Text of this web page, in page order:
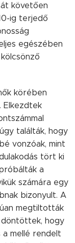
követően
ig terjedő
egészében
körében
Elkezdtek
találták, hogy
vonzóak, mint
tört ki
a
számára egy
bizonyult. A
megtiltották
hogy
mellé rendelt